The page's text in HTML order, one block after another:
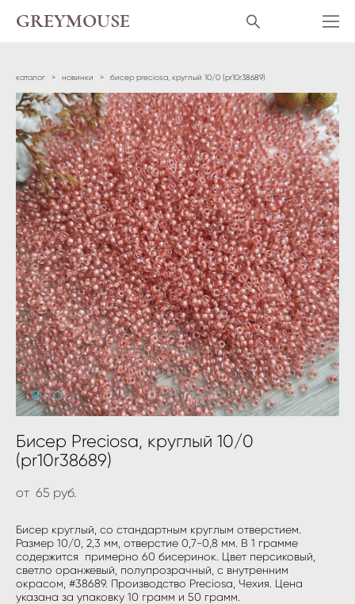
GREYMOUSE
каталог > новинки > бисер preciosa, круглый 10/0 (pr10r38689)
Бисер Preciosa, круглый 10/0
(pr10r38689)
от 65 pуб.
Бисер круглый, со стандартным круглым отверстием.
Размер 10/0, 2,3 мм, отверстие 0,7-0,8 мм. В 1 грамме
содержится примерно 60 бисеринок. Цвет персиковый,
светло оранжевый, полупрозрачный, с внутренним
окрасом, #38689. Производство Preciosa, Чехия. Цена
указана за упаковку 10 грамм и 50 грамм.